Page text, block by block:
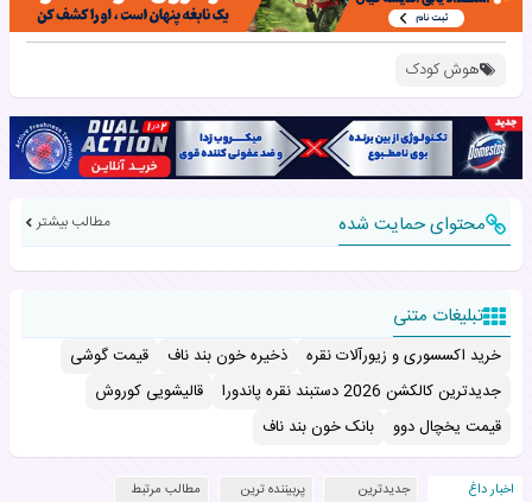
هوش کودک
محتوای حمایت شده مطالب بیشتر
تبلیغات متنی
خرید اکسسوری و زیورآلات نقره ذخیره خون بند ناف
قیمت گوشی
جدیدترین کالکشن 2026 دستبند نقره پاندورا
قالیشویی کوروش
قیمت یخچال دوو
بانک خون بند ناف
اخبار داغ جدیدترین پربیننده ترین مطالب مرتبط